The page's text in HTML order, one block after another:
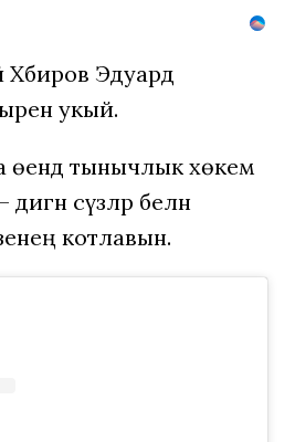
Эдуард
укый.
тынычлык хөкем
сүзләр белән
котлавын.